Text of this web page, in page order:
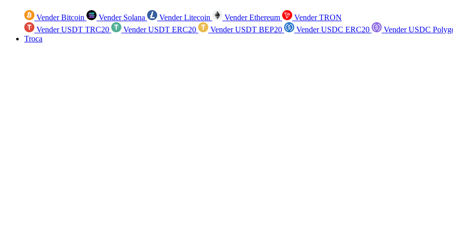
Vender Bitcoin Vender Solana Vender Litecoin Vender Ethereum
Vender TRON
Vender USDT TRC20
Vender USDT ERC20 Vender USDT BEP20 Vender USDC ERC20
Vender USDC
Troca